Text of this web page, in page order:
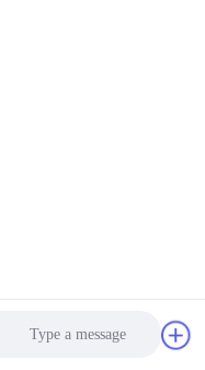
بهترین قیمت رو بدست بیار